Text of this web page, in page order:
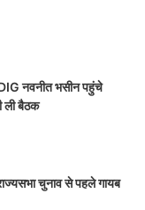
नवनीत भसीन पहुंचे
ली बैठक
चुनाव से पहले गायब